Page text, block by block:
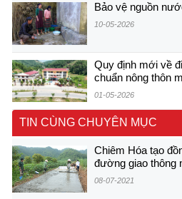
Bảo vệ nguồn
10-05-2026
Quy định mới về
chuẩn nông thôn
01-05-2026
TIN CÙNG CHUYÊN MỤC
Chiêm Hóa tạo
đường giao thông
08-07-2021